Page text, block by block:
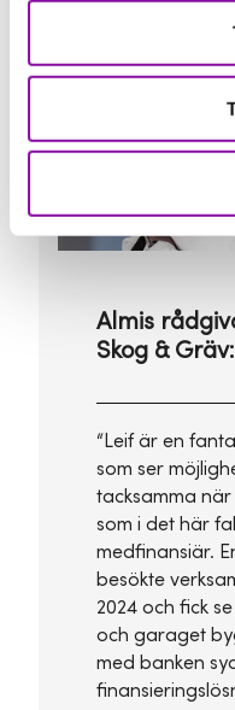
Almis
Skog & Gräv:
“Leif är en
som ser
tacksamma när
som i det här
medfinansiär.
besökte
2024 och fick
och garaget
med banken